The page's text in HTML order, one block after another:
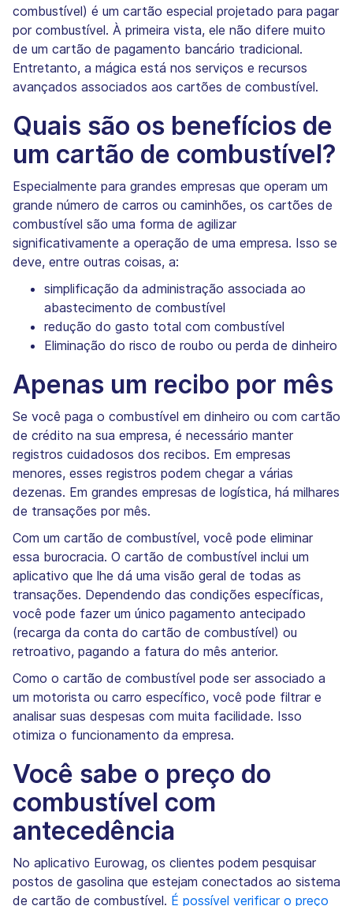
combustível) é um cartão especial projetado para pagar
por combustível. À primeira vista, ele não difere muito
de um cartão de pagamento bancário tradicional.
Entretanto, a mágica está nos serviços e recursos
avançados associados aos cartões de combustível.
Quais são os benefícios de
um cartão de combustível?
Especialmente para grandes empresas que operam um
grande número de carros ou caminhões, os cartões de
combustível são uma forma de agilizar
significativamente a operação de uma empresa. Isso se
deve, entre outras coisas, a:
simplificação da administração associada ao
abastecimento de combustível
redução do gasto total com combustível
Eliminação do risco de roubo ou perda de dinheiro
Apenas um recibo por mês
Se você paga o combustível em dinheiro ou com cartão
de crédito na sua empresa, é necessário manter
registros cuidadosos dos recibos. Em empresas
menores, esses registros podem chegar a várias
dezenas. Em grandes empresas de logística, há milhares
de transações por mês.
Com um cartão de combustível, você pode eliminar
essa burocracia. O cartão de combustível inclui um
aplicativo que lhe dá uma visão geral de todas as
transações. Dependendo das condições específicas,
você pode fazer um único pagamento antecipado
(recarga da conta do cartão de combustível) ou
retroativo, pagando a fatura do mês anterior.
Como o cartão de combustível pode ser associado a
um motorista ou carro específico, você pode filtrar e
analisar suas despesas com muita facilidade. Isso
otimiza o funcionamento da empresa.
Você sabe o preço do
combustível com
antecedência
No aplicativo Eurowag, os clientes podem pesquisar
postos de gasolina que estejam conectados ao sistema
de cartão de combustível. É possível verificar o preço